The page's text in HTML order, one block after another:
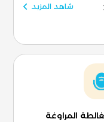
شاهد المزيد
المراوغة